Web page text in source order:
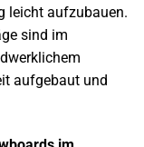
leicht aufzubauen.
sind im
aufgebaut und